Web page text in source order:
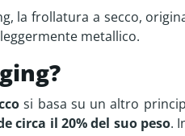
la frollatura a secco,
metallico.
si basa su un altro
circa il 20% del suo peso.